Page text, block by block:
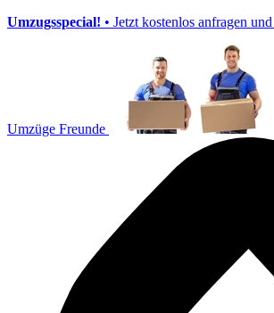
Umzugsspecial! • Jetzt kostenlos anfragen
Umzüge Freunde